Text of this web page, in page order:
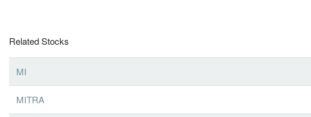
Related Stocks
MI
MITRA